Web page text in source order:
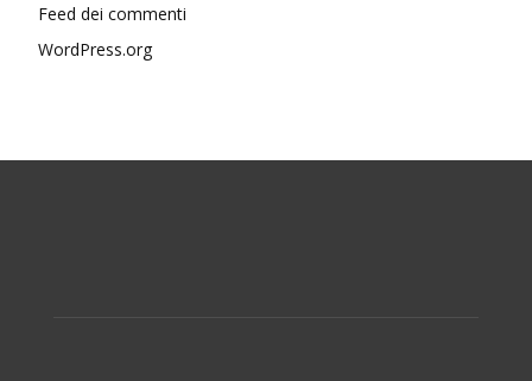
Feed dei commenti
WordPress.org